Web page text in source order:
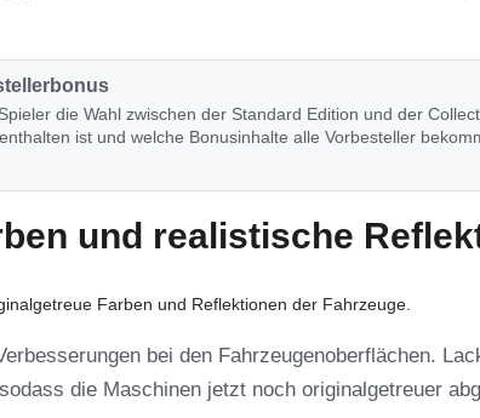
die Wahl zwischen der Standard Edition und der
ist und welche Bonusinhalte alle Vorbesteller
und realistische
Farben und Reflektionen der Fahrzeuge.
bei den Fahrzeugenoberflächen.
die Maschinen jetzt noch originalgetreuer